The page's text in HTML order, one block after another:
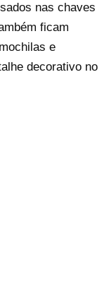
nas chaves
ficam
e
decorativo no